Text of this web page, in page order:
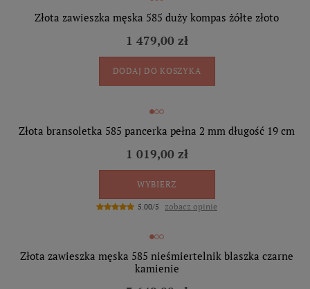
Złota zawieszka męska 585 duży kompas żółte złoto
1 479,00 zł
DODAJ DO KOSZYKA
Złota bransoletka 585 pancerka pełna 2 mm długość 19 cm
1 019,00 zł
WYBIERZ
5.00/5 zobacz opinie
Złota zawieszka męska 585 nieśmiertelnik blaszka czarne
kamienie